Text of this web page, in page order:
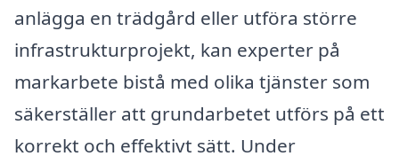
anlägga en trädgård eller utföra större
infrastrukturprojekt, kan experter på
markarbete bistå med olika tjänster som
säkerställer att grundarbetet utförs på ett
korrekt och effektivt sätt. Under